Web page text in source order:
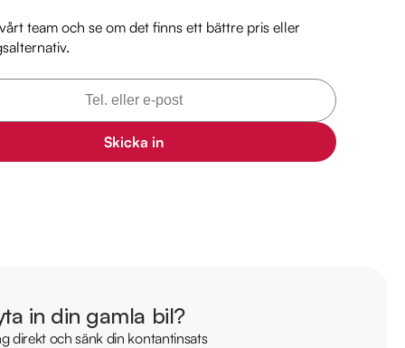
vanliga!
plånboken
team och se om det finns ett bättre pris eller
Skicka in
in din gamla bil?
direkt och sänk din kontantinsats